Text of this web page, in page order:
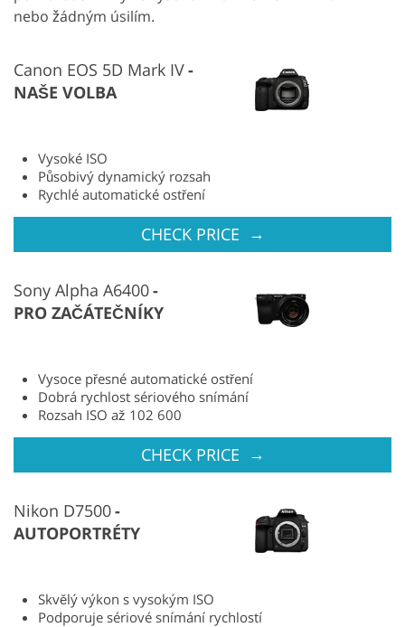
nebo žádným úsilím.
Canon EOS 5D Mark IV
NAŠE VOLBA
Vysoké ISO
Působivý dynamický rozsah
Rychlé automatické ostření
CHECK PRICE →
Sony Alpha A6400
PRO ZAČÁTEČNÍKY
Vysoce přesné automatické ostření
Dobrá rychlost sériového snímání
Rozsah ISO až 102 600
CHECK PRICE →
Nikon D7500
AUTOPORTRÉTY
Skvělý výkon s vysokým ISO
Podporuje sériové snímání rychlostí